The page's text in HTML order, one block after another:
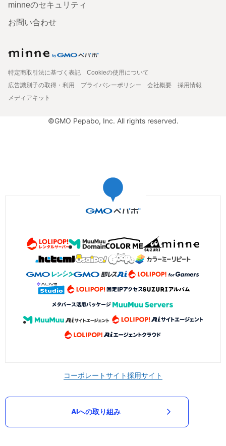
minneのセキュリティ
お問い合わせ
特定商取引法に基づく表記
Cookieの使用について
広告識別子の取得・利用
プライバシーポリシー 会社概要
採用情報
メディアキット
©GMO Pepabo, Inc. All rights reserved.
コーポレートサイト採用サイト
AIへの取り組み